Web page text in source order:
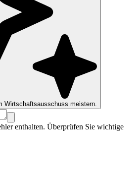
Wirtschaftsausschuss meistern.
enthalten. Überprüfen Sie wichtige